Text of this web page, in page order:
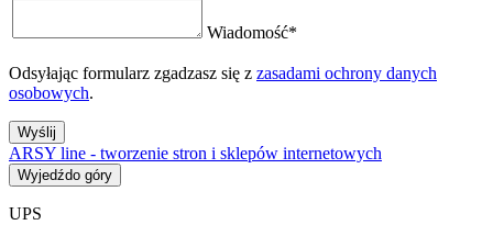
Wiadomość*
Odsyłając formularz zgadzasz się z zasadami ochrony danych
osobowych.
Wyślij
ARSY line - tworzenie stron i sklepów internetowych
Wyjedźdo góry
UPS